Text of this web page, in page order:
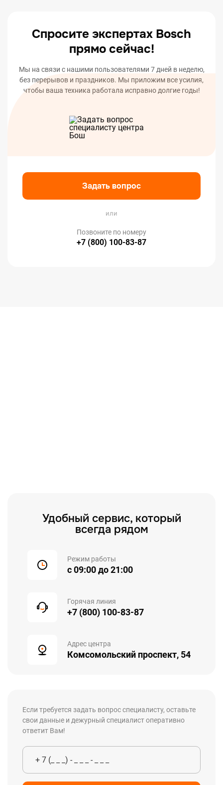
Спросите экспертах Bosch
прямо сейчас!
Мы на связи с нашими пользователями 7 дней в неделю,
без перерывов и праздников. Мы приложим все усилия,
чтобы ваша техника работала исправно долгие годы!
Задать вопрос
или
Позвоните по номеру
+7 (800) 100-83-87
Удобный сервис, который
всегда рядом
Режим работы
с 09:00 до 21:00
Горячая линия
+7 (800) 100-83-87
Адрес центра
Комсомольский проспект, 54
Если требуется задать вопрос специалисту, оставьте
свои данные и дежурный специалист оперативно
ответит Вам!